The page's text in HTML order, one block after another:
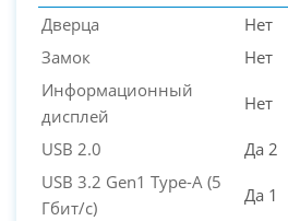
Дверца
Нет
Замок
Нет
Информационный
дисплей
Нет
USB 2.0
Да 2
USB 3.2 Gen1 Type-A (5
Гбит/с)
Да 1